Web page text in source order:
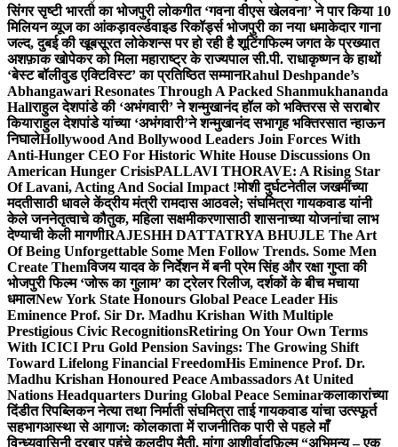
सिंगर सृष्टी भारती का भोजपुरी लोकगीत ‘गवना वीएस खेलवना’ ने पार किया 10
मिलियन व्यूज का आंकड़ावर्ल्डवाइड रिकॉर्ड्स भोजपुरी का नया धमाकेदार गाना
जल्द, दुबई की खूबसूरत लोकेशन्स पर हो रही है शूटिंगफिल्म जगत के प्रख्यात
अशफ़ाक खोपेकर को मिला महाराष्ट्र के राज्यपाल सी.पी. राधाकृष्णन के हाथों
‘बेस्ट बॉलीवुड एक्टिविस्ट’ का प्रतिष्ठित सम्मानRahul Deshpande’s
Abhangawari Resonates Through A Packed Shanmukhananda
Hallराहुल देशपांडे की ‘अभंगवारी’ ने शन्मुखानंद हॉल को भक्तिरस से सराबोर
कियाराहुल देशपांडे यांच्या ‘अभंगवारी’ने शन्मुखानंद सभागृह भक्तिरसात न्हाऊन
निघालेHollywood And Bollywood Leaders Join Forces With
Anti-Hunger CEO For Historic White House Discussions On
American Hunger CrisisPALLAVI THORAVE: A Rising Star
Of Lavani, Acting And Social Impact !मोशी दुर्घटनेतील जखमींच्या
मदतीसाठी धावले केंद्रीय मंत्री रामदास आठवले; संघमित्रा गायकवाड यांनी
केले जननेतृत्वाचे कौतुक, महिला सक्षमीकरणासाठी शासनाच्या योजनांचा लाभ
देण्याची केली मागणीRAJESHH DATTATRYA BHUJLE The Art
Of Being Unforgettable Some Men Follow Trends. Some Men
Create Themविजय यादव के निर्देशन में बनी प्रेम सिंह और रक्षा गुप्ता की
भोजपुरी फिल्म ‘जोरू का गुलाम’ का ट्रेलर रिलीज, दर्शकों के बीच मचाया
धमालNew York State Honours Global Peace Leader His
Eminence Prof. Sir Dr. Madhu Krishan With Multiple
Prestigious Civic RecognitionsRetiring On Your Own Terms
With ICICI Pru Gold Pension Savings: The Growing Shift
Toward Lifelong Financial FreedomHis Eminence Prof. Dr.
Madhu Krishan Honoured Peace Ambassadors At United
Nations Headquarters During Global Peace Seminarकलाकारांच्या
दिंडीत रिपब्लिकन नेत्या तथा निर्माती संघमित्रा ताई गायकवाड यांचा उत्स्फूर्त
सहभागआस्था से आगाज: कोलकाता में राजनीतिक पारी से पहले माँ
विन्ध्यवासिनी दरबार पहुंचे कुलदीप मैती, मांगा आशीर्वादफ़िल्म “अभिमन्यु – एक